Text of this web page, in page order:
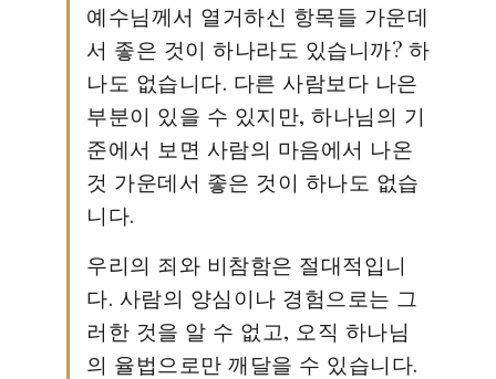
예수님께서 열거하신 항목들 가운데
서 좋은 것이 하나라도 있습니까? 하
나도 없습니다. 다른 사람보다 나은
부분이 있을 수 있지만, 하나님의 기
준에서 보면 사람의 마음에서 나온
것 가운데서 좋은 것이 하나도 없습
니다.
우리의 죄와 비참함은 절대적입니
다. 사람의 양심이나 경험으로는 그
러한 것을 알 수 없고, 오직 하나님
의 율법으로만 깨달을 수 있습니다.